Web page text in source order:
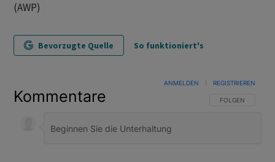
(AWP)
Bevorzugte Quelle So funktioniert's
Kommentare FOLGE DIESER
FOLGEN
ANMELDEN REGISTRIEREN